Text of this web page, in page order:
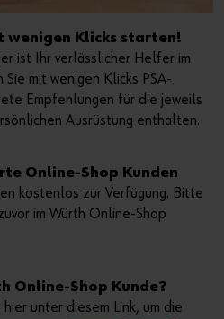
wenigen Klicks starten!
ist Ihr verlässlicher Helfer im
mit wenigen Klicks PSA-
Empfehlungen für die jeweils
Ausrüstung enthalten.
Online-Shop Kunden
kostenlos zur Verfügung. Bitte
im Würth Online-Shop
Online-Shop Kunde?
unter diesem Link, um die